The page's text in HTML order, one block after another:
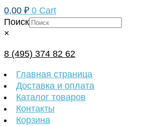
0,00 ₽ 0 Cart
Поиск
×
8 (495) 374 82 62
Главная страница
Доставка и оплата
Каталог товаров
Контакты
Корзина